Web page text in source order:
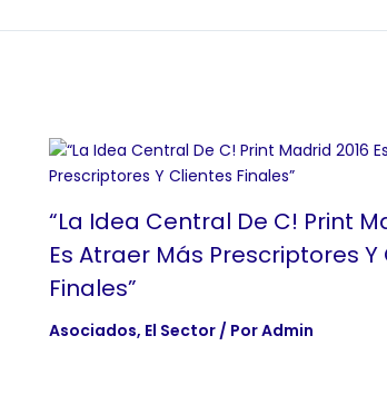
“La Idea Central De C! Print
Es Atraer Más Prescriptores
Finales”
Asociados, El Sector / PorAdmin